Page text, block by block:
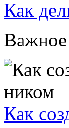
Как
Важное
Как